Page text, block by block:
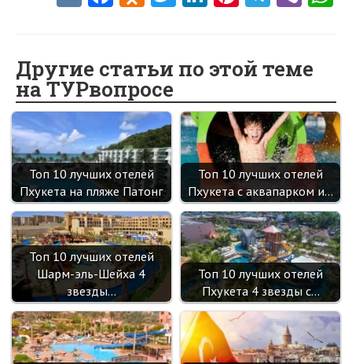
o
o
k
o
kl
as
sn
ik
i
er dI
n
es
t
a
m
Другие статьи по этой теме
на ТУРвопросе
Топ 10 лучших отелей
Пхукета на пляже Патонг
Топ 10 лучших отелей
Пхукета с аквапарком и…
Топ 10 лучших отелей
Шарм-эль-Шейха 4
звезды…
Топ 10 лучших отелей
Пхукета 4 звезды с…